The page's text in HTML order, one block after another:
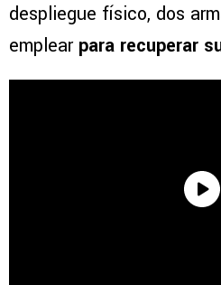
despliegue físico, dos
emplear para recuperar